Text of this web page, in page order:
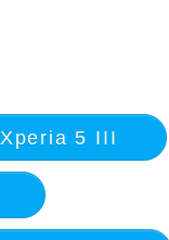
Xperia 5 III